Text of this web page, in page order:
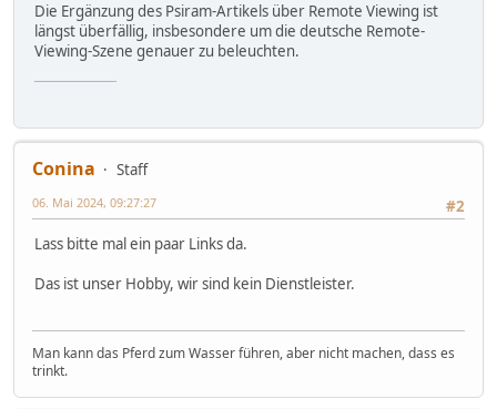
Die Ergänzung des Psiram-Artikels über Remote Viewing ist
längst überfällig, insbesondere um die deutsche Remote-
Viewing-Szene genauer zu beleuchten.
Conina
Staff
#2
06. Mai 2024, 09:27:27
Lass bitte mal ein paar Links da.
Das ist unser Hobby, wir sind kein Dienstleister.
Man kann das Pferd zum Wasser führen, aber nicht machen, dass es
trinkt.